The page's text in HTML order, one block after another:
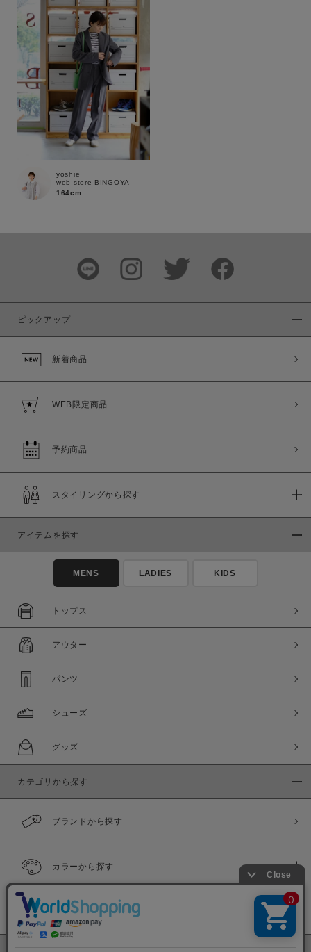
商品タイプ
通常商品
セール価格
在庫
在庫あり
yoshie
web store BINGOYA
164cm
ピックアップ
新着商品
WEB限定商品
予約商品
スタイリングから探す
アイテムを探す
MENS LADIES KIDS
トップス
アウター
パンツ
シューズ
グッズ
カテゴリから探す
ブランドから探す
カラーから探す
履き比べ可能商品